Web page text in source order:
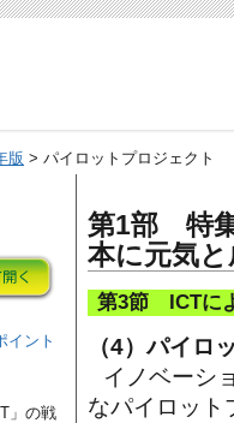
版 > パイロットプロジェクト
第1部 特
本に元気
第3節 ICTに
（4）パイロ
イノベーシ
なパイロット
ント
」の戦